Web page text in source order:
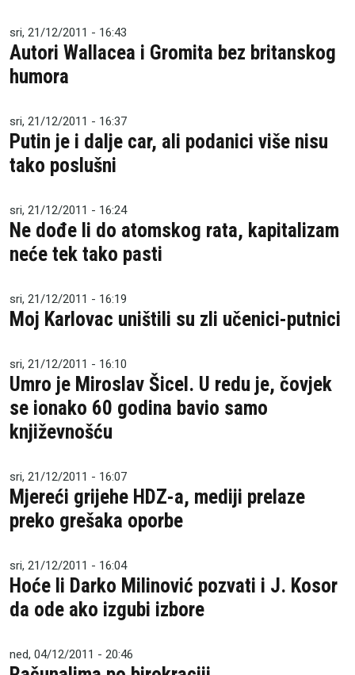
sri, 21/12/2011 - 16:43
Autori Wallacea i Gromita bez britanskog
humora
sri, 21/12/2011 - 16:37
Putin je i dalje car, ali podanici više nisu
tako poslušni
sri, 21/12/2011 - 16:24
Ne dođe li do atomskog rata, kapitalizam
neće tek tako pasti
sri, 21/12/2011 - 16:19
Moj Karlovac uništili su zli učenici-putnici
sri, 21/12/2011 - 16:10
Umro je Miroslav Šicel. U redu je, čovjek
se ionako 60 godina bavio samo
književnošću
sri, 21/12/2011 - 16:07
Mjereći grijehe HDZ-a, mediji prelaze
preko grešaka oporbe
sri, 21/12/2011 - 16:04
Hoće li Darko Milinović pozvati i J. Kosor
da ode ako izgubi izbore
ned, 04/12/2011 - 20:46